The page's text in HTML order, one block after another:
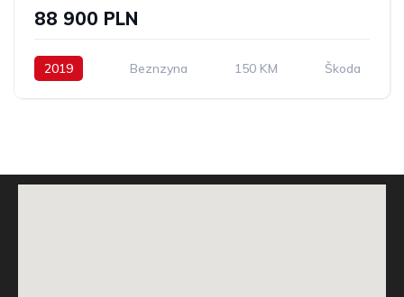
88 900 PLN
2019 Beznzyna 150 KM Škoda